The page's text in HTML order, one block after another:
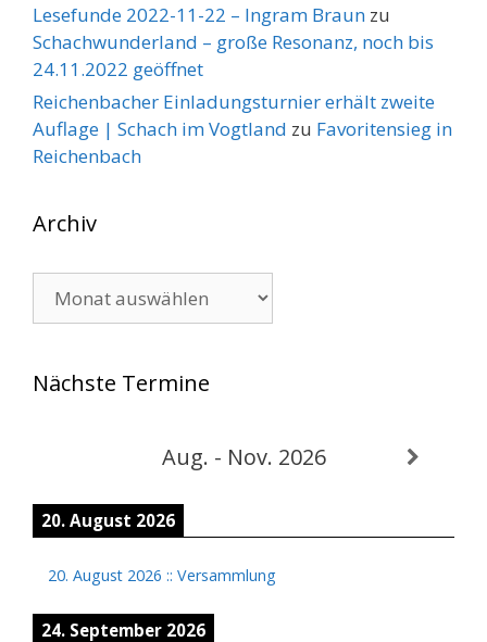
Lesefunde 2022-11-22 – Ingram Braun zu
Schachwunderland – große Resonanz, noch bis
24.11.2022 geöffnet
Reichenbacher Einladungsturnier erhält zweite
Auflage | Schach im Vogtland zu Favoritensieg in
Reichenbach
Archiv
Nächste Termine
Aug. - Nov. 2026
20. August 2026
20. August 2026 :: Versammlung
24. September 2026